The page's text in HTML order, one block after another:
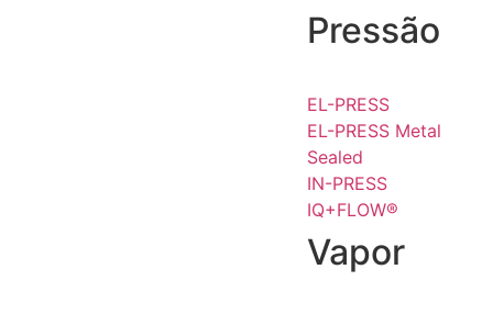
Pressão
EL-PRESS
EL-PRESS Metal
Sealed
IN-PRESS
IQ+FLOW®
Vapor